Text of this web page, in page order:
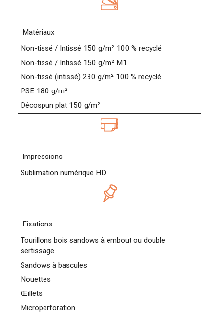
Matériaux
Non-tissé / Intissé 150 g/m² 100 % recyclé
Non-tissé / Intissé 150 g/m² M1
Non-tissé (intissé) 230 g/m² 100 % recyclé
PSE 180 g/m²
Décospun plat 150 g/m²
Impressions
Sublimation numérique HD
Fixations
Tourillons bois sandows à embout ou double
sertissage
Sandows à bascules
Nouettes
Œillets
Microperforation